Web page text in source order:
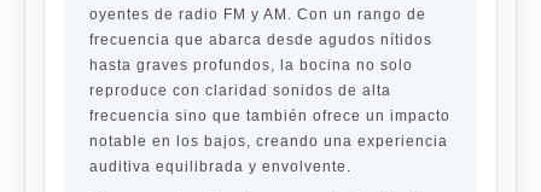
oyentes de radio FM y AM. Con un rango de
frecuencia que abarca desde agudos nítidos
hasta graves profundos, la bocina no solo
reproduce con claridad sonidos de alta
frecuencia sino que también ofrece un impacto
notable en los bajos, creando una experiencia
auditiva equilibrada y envolvente.